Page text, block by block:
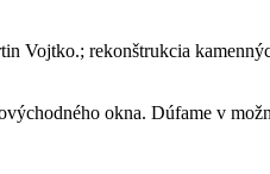
Vojtko.; rekonštrukcia
okna. Dúfame v